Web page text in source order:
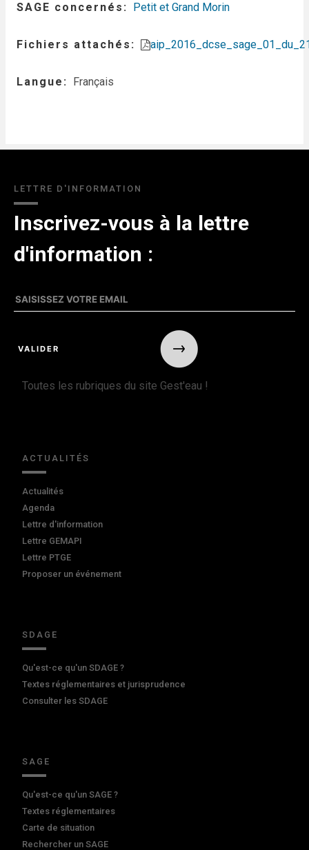
SAGE concernés Petit et Grand Morin
Fichiers attachés
Langue Français
LETTRE D'INFORMATION
Inscrivez-vous à la lettre
d'information :
Toutes les rubriques du site Gest'eau !
ACTUALITÉS
Actualités
Agenda
Lettre d'information
Lettre GEMAPI
Lettre PTGE
Proposer un événement
SDAGE
Qu'est-ce qu'un SDAGE ?
Textes réglementaires et jurisprudence
Consulter les SDAGE
SAGE
Qu'est-ce qu'un SAGE ?
Textes réglementaires
Carte de situation
Rechercher un SAGE